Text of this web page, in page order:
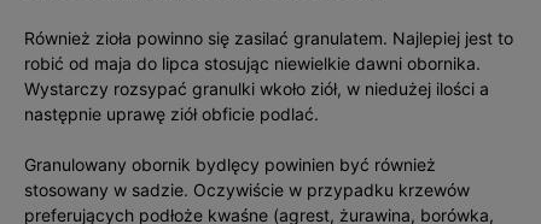
Również zioła powinno się zasilać granulatem. Najlepiej jest to
robić od maja do lipca stosując niewielkie dawni obornika.
Wystarczy rozsypać granulki wkoło ziół, w niedużej ilości a
następnie uprawę ziół obficie podlać.
Granulowany obornik bydlęcy powinien być również
stosowany w sadzie. Oczywiście w przypadku krzewów
preferujących podłoże kwaśne (agrest, żurawina, borówka,